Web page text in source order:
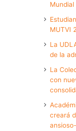
Mundial
MUTVI
La
de la
La
con
creará